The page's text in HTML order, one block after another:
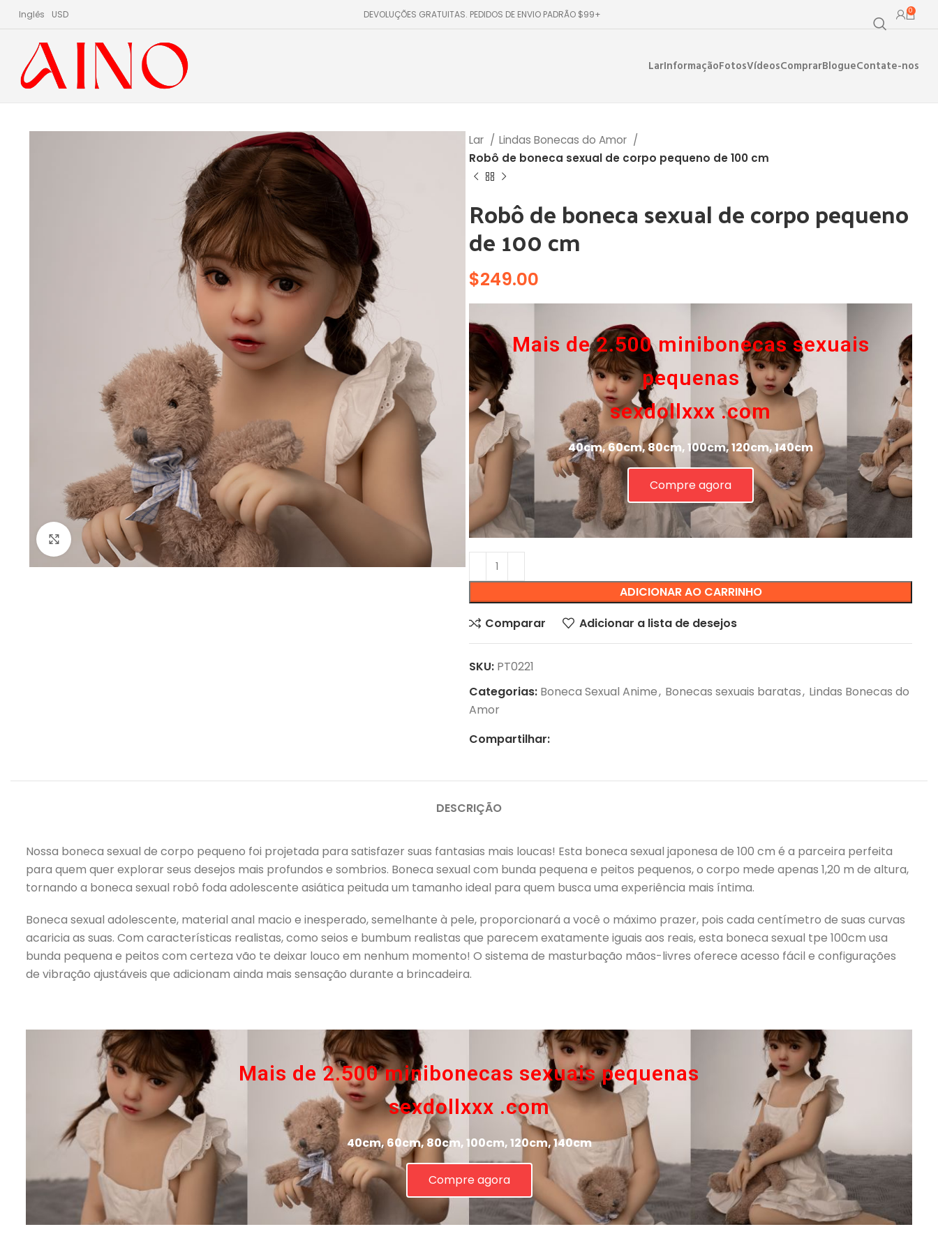
Inglês USD DEVOLUÇÕES GRATUITAS. PEDIDOS DE ENVIO PADRÃO $99+ 0
LarInformaçãoFotosVídeosComprarBlogueContate-nos
Clique para ampliar
Lar
Lindas Bonecas do Amor
Robô de boneca sexual de corpo pequeno de 100 cm
Robô de boneca sexual de corpo pequeno
de 100 cm
$249.00
Mais de 2.500 minibonecas sexuais
pequenas
sexdollxxx .com
40cm, 60cm, 80cm, 100cm, 120cm, 140cm
Compre agora
ADICIONAR AO CARRINHO
Comparar
Adicionar a lista de desejos
SKU: PT0221
Categorias: Boneca Sexual Anime, Bonecas sexuais baratas, Lindas Bonecas do
Amor
Compartilhar:
DESCRIÇÃO
Nossa boneca sexual de corpo pequeno foi projetada para satisfazer suas fantasias mais loucas! Esta boneca sexual japonesa de 100 cm é a parceira perfeita
para quem quer explorar seus desejos mais profundos e sombrios. Boneca sexual com bunda pequena e peitos pequenos, o corpo mede apenas 1,20 m de altura,
tornando a boneca sexual robô foda adolescente asiática peituda um tamanho ideal para quem busca uma experiência mais íntima.
Boneca sexual adolescente, material anal macio e inesperado, semelhante à pele, proporcionará a você o máximo prazer, pois cada centímetro de suas curvas
acaricia as suas. Com características realistas, como seios e bumbum realistas que parecem exatamente iguais aos reais, esta boneca sexual tpe 100cm usa
bunda pequena e peitos com certeza vão te deixar louco em nenhum momento! O sistema de masturbação mãos-livres oferece acesso fácil e configurações
de vibração ajustáveis que adicionam ainda mais sensação durante a brincadeira.
Mais de 2.500 minibonecas sexuais pequenas
sexdollxxx .com
40cm, 60cm, 80cm, 100cm, 120cm, 140cm
Compre agora